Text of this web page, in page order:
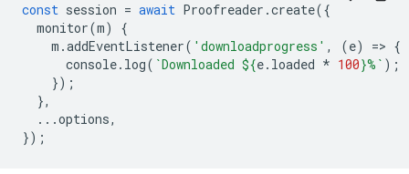
const session = await Proofreader .create({
monitor(m)
{
m .addEventListener( 'downloadprogress' , (e) => {
console. log( `Downloaded ${e. loaded * 100}%` );
});
},
...options,
});